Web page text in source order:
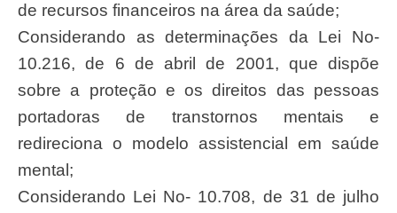
de recursos financeiros na área da saúde;
Considerando as determinações da Lei No-
10.216, de 6 de abril de 2001, que dispõe
sobre a proteção e os direitos das pessoas
portadoras de transtornos mentais e
redireciona o modelo assistencial em saúde
mental;
Considerando Lei No- 10.708, de 31 de julho